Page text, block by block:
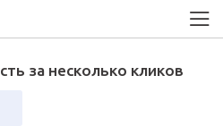
за несколько кликов